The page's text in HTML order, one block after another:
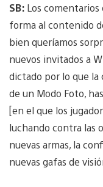
SB: Los
forma al contenido
bien queríamos
nuevos invitados a
dictado por lo que la
de un Modo Foto,
[en el que los
luchando contra las
nuevas armas, la
nuevas gafas de